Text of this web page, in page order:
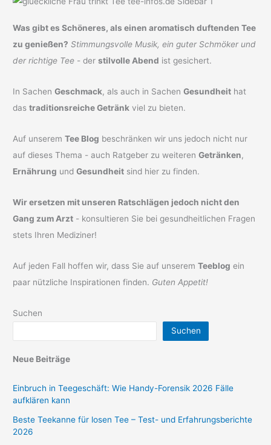
Was gibt es Schöneres, als einen aromatisch duftenden Tee
zu genießen? Stimmungsvolle Musik, ein guter Schmöker und
der richtige Tee - derstilvolle Abend ist gesichert.
In SachenGeschmack, als auch in SachenGesundheit hat
dastraditionsreiche Getränk viel zu bieten.
Auf unseremTee Blog beschränken wir uns jedoch nicht nur
auf dieses Thema - auch Ratgeber zu weiterenGetränken,
Ernährung undGesundheit sind hier zu finden.
Wir ersetzen mit unseren Ratschlägen jedoch nicht den
Gang zum Arzt - konsultieren Sie bei gesundheitlichen Fragen
stets Ihren Mediziner!
Auf jeden Fall hoffen wir, dass Sie auf unseremTeeblog ein
paar nützliche Inspirationen finden. Guten Appetit!
Suchen
Suchen
Neue Beiträge
Einbruch in Teegeschäft: Wie Handy-Forensik 2026 Fälle
aufklären kann
Beste Teekanne für losen Tee – Test- und Erfahrungsberichte
2026